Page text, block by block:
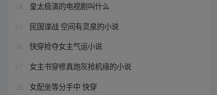
24 皇太极演的电视剧叫什么
25 民国谍战 空间有灵泉的小说
26 快穿抢夺女主气运小说
27 女主书穿修真炮灰抢机缘的小说
28 女配坐等分手中 快穿